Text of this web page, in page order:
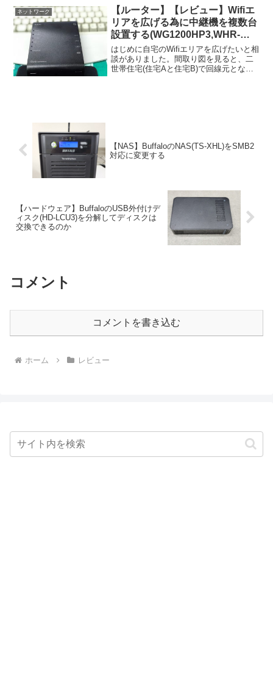
ーターの設置場所を確認。1階の中心に親
ル...
ネットワーク
【ルーター】【レビュー】Wifiエ
リアを広げる為に中継機を複数台
設置する(WG1200HP3,WHR-
G301N)
はじめに自宅のWifiエリアを広げたいと相
談がありました。間取り図を見ると、二
世帯住宅(住宅Aと住宅B)で回線元となる
【NAS】BuffaloのNAS(TS-XHL)をSMB2
対応に変更する
【ハードウェア】BuffaloのUSB外付けデ
ィスク(HD-LCU3)を分解してディスクは
交換できるのか
コメント
コメントを書き込む
ホーム レビュー